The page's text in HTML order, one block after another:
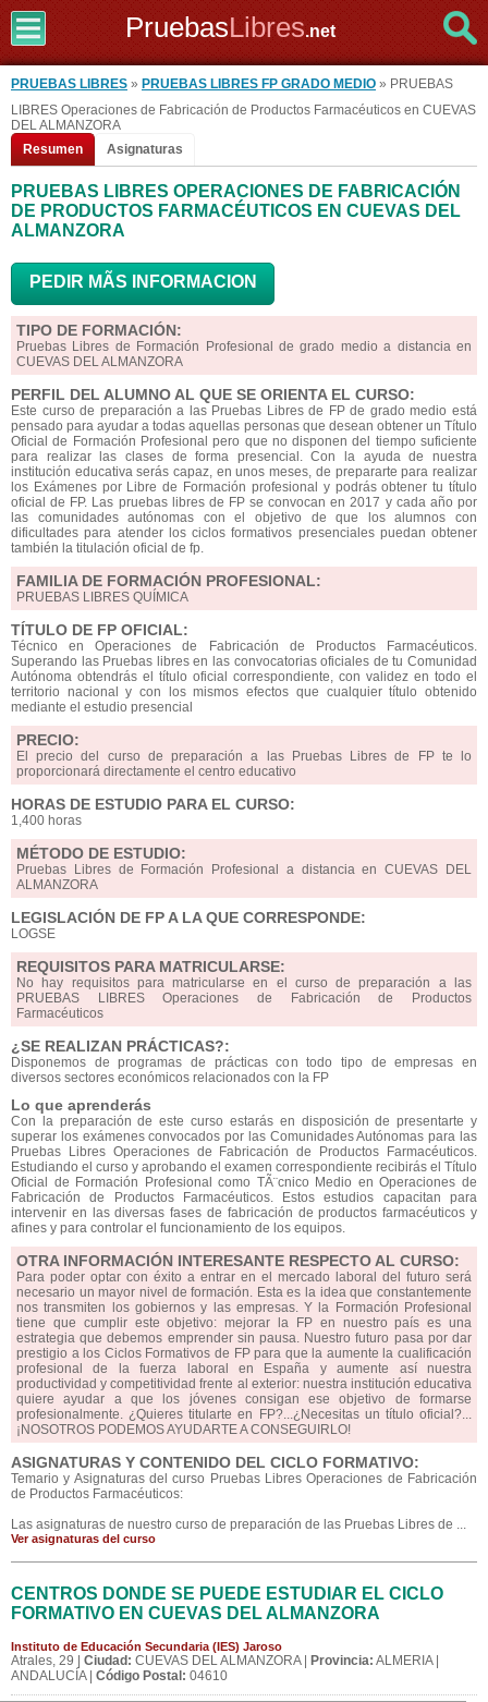
PruebasLibres.net
PRUEBAS LIBRES » PRUEBAS LIBRES FP GRADO MEDIO » PRUEBAS
LIBRES Operaciones de Fabricación de Productos Farmacéuticos en CUEVAS
DEL ALMANZORA
Resumen
Asignaturas
PRUEBAS LIBRES OPERACIONES DE FABRICACIÓN
DE PRODUCTOS FARMACÉUTICOS EN CUEVAS DEL
ALMANZORA
PEDIR MÃS INFORMACION
TIPO DE FORMACIÓN:
Pruebas Libres de Formación Profesional de grado medio a distancia en
CUEVAS DEL ALMANZORA
PERFIL DEL ALUMNO AL QUE SE ORIENTA EL CURSO:
Este curso de preparación a las Pruebas Libres de FP de grado medio está
pensado para ayudar a todas aquellas personas que desean obtener un Título
Oficial de Formación Profesional pero que no disponen del tiempo suficiente
para realizar las clases de forma presencial. Con la ayuda de nuestra
institución educativa serás capaz, en unos meses, de prepararte para realizar
los Exámenes por Libre de Formación profesional y podrás obtener tu título
oficial de FP. Las pruebas libres de FP se convocan en 2017 y cada año por
las comunidades autónomas con el objetivo de que los alumnos con
dificultades para atender los ciclos formativos presenciales puedan obtener
también la titulación oficial de fp.
FAMILIA DE FORMACIÓN PROFESIONAL:
PRUEBAS LIBRES QUÍMICA
TÍTULO DE FP OFICIAL:
Técnico en Operaciones de Fabricación de Productos Farmacéuticos.
Superando las Pruebas libres en las convocatorias oficiales de tu Comunidad
Autónoma obtendrás el título oficial correspondiente, con validez en todo el
territorio nacional y con los mismos efectos que cualquier título obtenido
mediante el estudio presencial
PRECIO:
El precio del curso de preparación a las Pruebas Libres de FP te lo
proporcionará directamente el centro educativo
HORAS DE ESTUDIO PARA EL CURSO:
1,400 horas
MÉTODO DE ESTUDIO:
Pruebas Libres de Formación Profesional a distancia en CUEVAS DEL
ALMANZORA
LEGISLACIÓN DE FP A LA QUE CORRESPONDE:
LOGSE
REQUISITOS PARA MATRICULARSE:
No hay requisitos para matricularse en el curso de preparación a las
PRUEBAS LIBRES Operaciones de Fabricación de Productos
Farmacéuticos
¿SE REALIZAN PRÁCTICAS?:
Disponemos de programas de prácticas con todo tipo de empresas en
diversos sectores económicos relacionados con la FP
Lo que aprenderás
Con la preparación de este curso estarás en disposición de presentarte y
superar los exámenes convocados por las Comunidades Autónomas para las
Pruebas Libres Operaciones de Fabricación de Productos Farmacéuticos.
Estudiando el curso y aprobando el examen correspondiente recibirás el Título
Oficial de Formación Profesional como TÃ¨cnico Medio en Operaciones de
Fabricación de Productos Farmacéuticos. Estos estudios capacitan para
intervenir en las diversas fases de fabricación de productos farmacéuticos y
afines y para controlar el funcionamiento de los equipos.
OTRA INFORMACIÓN INTERESANTE RESPECTO AL CURSO:
Para poder optar con éxito a entrar en el mercado laboral del futuro será
necesario un mayor nivel de formación. Esta es la idea que constantemente
nos transmiten los gobiernos y las empresas. Y la Formación Profesional
tiene que cumplir este objetivo: mejorar la FP en nuestro país es una
estrategia que debemos emprender sin pausa. Nuestro futuro pasa por dar
prestigio a los Ciclos Formativos de FP para que la aumente la cualificación
profesional de la fuerza laboral en España y aumente así nuestra
productividad y competitividad frente al exterior: nuestra institución educativa
quiere ayudar a que los jóvenes consigan ese objetivo de formarse
profesionalmente. ¿Quieres titularte en FP?...¿Necesitas un título oficial?...
¡NOSOTROS PODEMOS AYUDARTE A CONSEGUIRLO!
ASIGNATURAS Y CONTENIDO DEL CICLO FORMATIVO:
Temario y Asignaturas del curso Pruebas Libres Operaciones de Fabricación
de Productos Farmacéuticos:
Las asignaturas de nuestro curso de preparación de las Pruebas Libres de ...
Ver asignaturas del curso
CENTROS DONDE SE PUEDE ESTUDIAR EL CICLO
FORMATIVO EN CUEVAS DEL ALMANZORA
Instituto de Educación Secundaria (IES) Jaroso
Atrales, 29 | Ciudad: CUEVAS DEL ALMANZORA | Provincia: ALMERIA |
ANDALUCÍA | Código Postal: 04610